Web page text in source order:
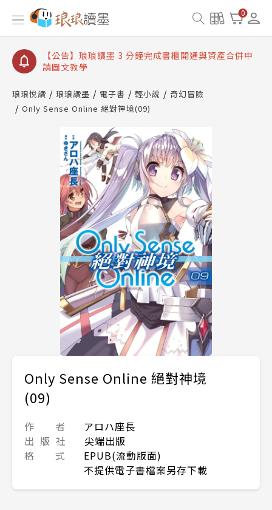
0
【公告】琅琅讀墨數位閱讀資產合併與書櫃開通申請
【公告】琅琅讀墨書櫃開通常見問題
【公告】琅琅讀墨 3 分鐘完成書櫃開通與資產合併申
請圖文教學
查詢
【公告】琅琅讀墨數位閱讀資產合併與書櫃開通申請
琅琅悅讀 琅琅讀墨 電子書 輕小說
奇幻冒險
Only Sense Online 絕對神境(09)
Only Sense Online 絕對神境
(09)
作 者
アロハ座長
出 版 社
尖端出版
格 式
EPUB(流動版面)
不提供電子書檔案另存下載